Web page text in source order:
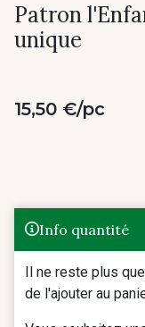
Patron
unique
15,50 €/pc
Info quantité
Il ne reste plus que
de l'ajouter au